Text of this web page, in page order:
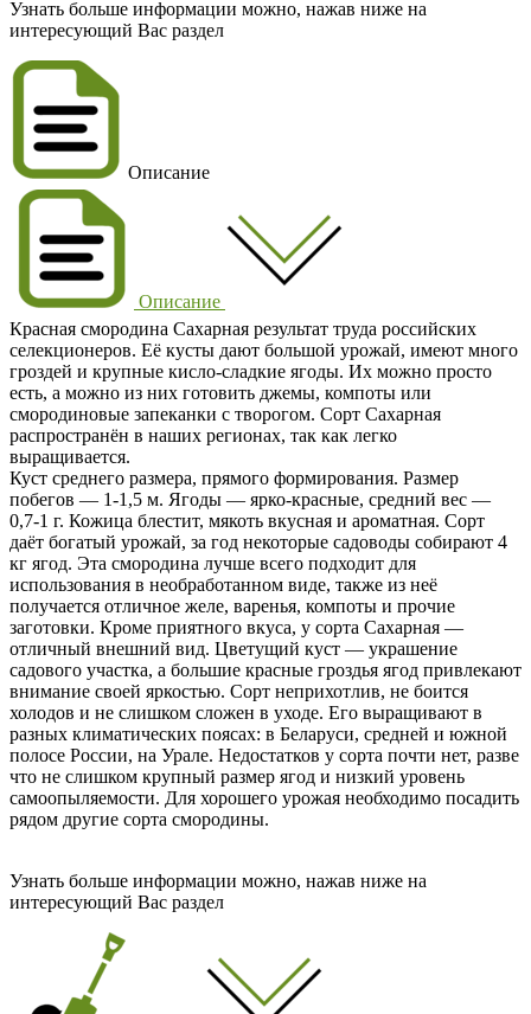
Узнать больше информации можно, нажав ниже на
интересующий Вас раздел
Описание
Описание
Красная смородина Сахарная результат труда российских
селекционеров. Её кусты дают большой урожай, имеют много
гроздей и крупные кисло-сладкие ягоды. Их можно просто
есть, а можно из них готовить джемы, компоты или
смородиновые запеканки с творогом. Сорт Сахарная
распространён в наших регионах, так как легко
выращивается.
Куст среднего размера, прямого формирования. Размер
побегов — 1-1,5 м. Ягоды — ярко-красные, средний вес —
0,7-1 г. Кожица блестит, мякоть вкусная и ароматная. Сорт
даёт богатый урожай, за год некоторые садоводы собирают 4
кг ягод. Эта смородина лучше всего подходит для
использования в необработанном виде, также из неё
получается отличное желе, варенья, компоты и прочие
заготовки. Кроме приятного вкуса, у сорта Сахарная —
отличный внешний вид. Цветущий куст — украшение
садового участка, а большие красные гроздья ягод привлекают
внимание своей яркостью. Сорт неприхотлив, не боится
холодов и не слишком сложен в уходе. Его выращивают в
разных климатических поясах: в Беларуси, средней и южной
полосе России, на Урале. Недостатков у сорта почти нет, разве
что не слишком крупный размер ягод и низкий уровень
самоопыляемости. Для хорошего урожая необходимо посадить
рядом другие сорта смородины.
Узнать больше информации можно, нажав ниже на
интересующий Вас раздел